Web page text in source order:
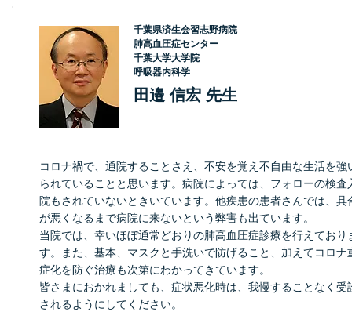
千葉県済生会習志野病院
肺高血圧症センター
千葉大学大学院
呼吸器内科学
田邉 信宏 先生
コロナ禍で、通院することさえ、不安を覚え不自由な生活を強
られていることと思います。病院によっては、フォローの検査
院もされていないときいています。他疾患の患者さんでは、具
が悪くなるまで病院に来ないという弊害も出ています。
当院では、幸いほぼ通常どおりの肺高血圧症診療を行えており
す。また、基本、マスクと手洗いで防げること、加えてコロナ
症化を防ぐ治療も次第にわかってきています。
皆さまにおかれましても、症状悪化時は、我慢することなく受
されるようにしてください。